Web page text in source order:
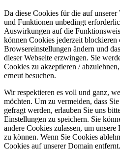
Da diese Cookies für die auf
und Funktionen unbedingt
Auswirkungen auf die
können Cookies jederzeit blockieren
Browsereinstellungen ändern und
dieser Webseite erzwingen. Sie
Cookies zu akzeptieren /
erneut besuchen.
Wir respektieren es voll und ganz,
möchten. Um zu vermeiden, dass
gefragt werden, erlauben Sie uns
Einstellungen zu speichern. Sie
andere Cookies zulassen, um
zu können. Wenn Sie Cookies
Cookies auf unserer Domain entfernt.